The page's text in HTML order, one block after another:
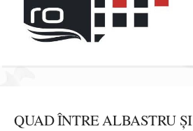
QUAD ÎNTRE ALBASTRU ȘI